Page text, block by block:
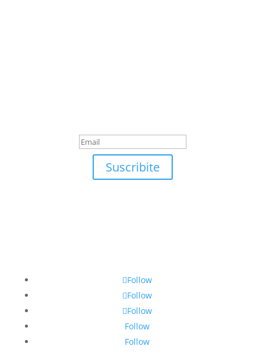
Suscribite
Follow
Follow
Follow
Follow
Follow